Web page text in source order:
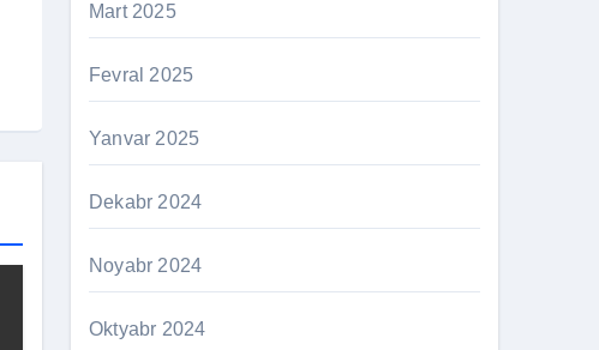
Mart 2025
Fevral 2025
Yanvar 2025
Dekabr 2024
Noyabr 2024
Oktyabr 2024